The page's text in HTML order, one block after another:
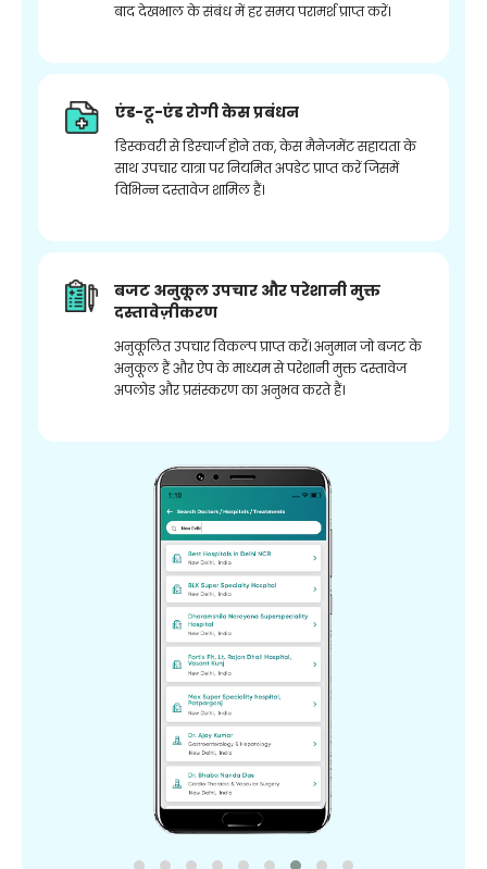
बाद देखभाल के संबंध में हर समय परामर्श प्राप्त करें।
एंड-टू-एंड रोगी केस प्रबंधन
डिस्कवरी से डिस्चार्ज होने तक, केस मैनेजमेंट सहायता के
साथ उपचार यात्रा पर नियमित अपडेट प्राप्त करें जिसमें
विभिन्न दस्तावेज शामिल हैं।
बजट अनुकूल उपचार और परेशानी मुक्त
दस्तावेज़ीकरण
अनुकूलित उपचार विकल्प प्राप्त करें। अनुमान जो बजट के
अनुकूल हैं और ऐप के माध्यम से परेशानी मुक्त दस्तावेज
अपलोड और प्रसंस्करण का अनुभव करते हैं।